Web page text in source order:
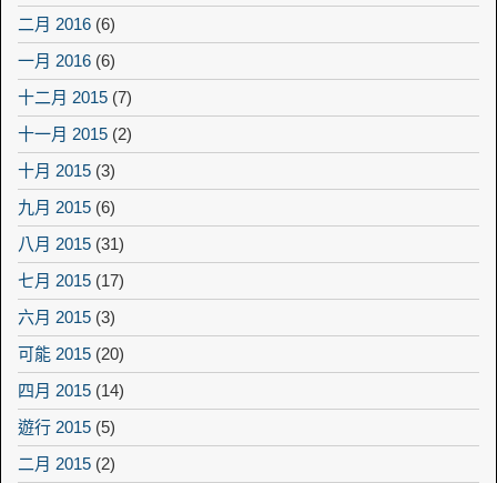
二月 2016 (6)
一月 2016 (6)
十二月 2015 (7)
十一月 2015 (2)
十月 2015 (3)
九月 2015 (6)
八月 2015 (31)
七月 2015 (17)
六月 2015 (3)
可能 2015 (20)
四月 2015 (14)
遊行 2015 (5)
二月 2015 (2)